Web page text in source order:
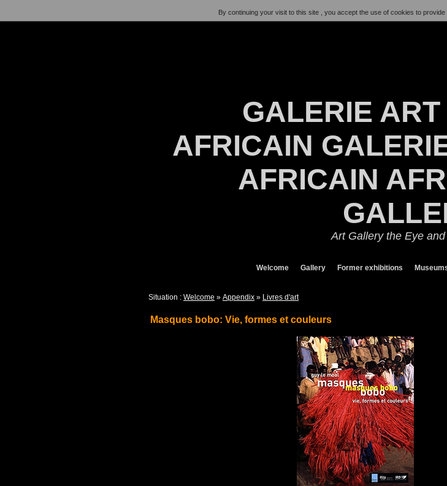
By continuing your visit to this site , you accept the use of cookies to
GALERIE
AFRICAIN
AFRICAIN
Art Gallery the Eye
Welcome Gallery Former exhibitions
Situation : Welcome » Appendix » Livres d'art
Masques bobo: Vie, formes et couleurs